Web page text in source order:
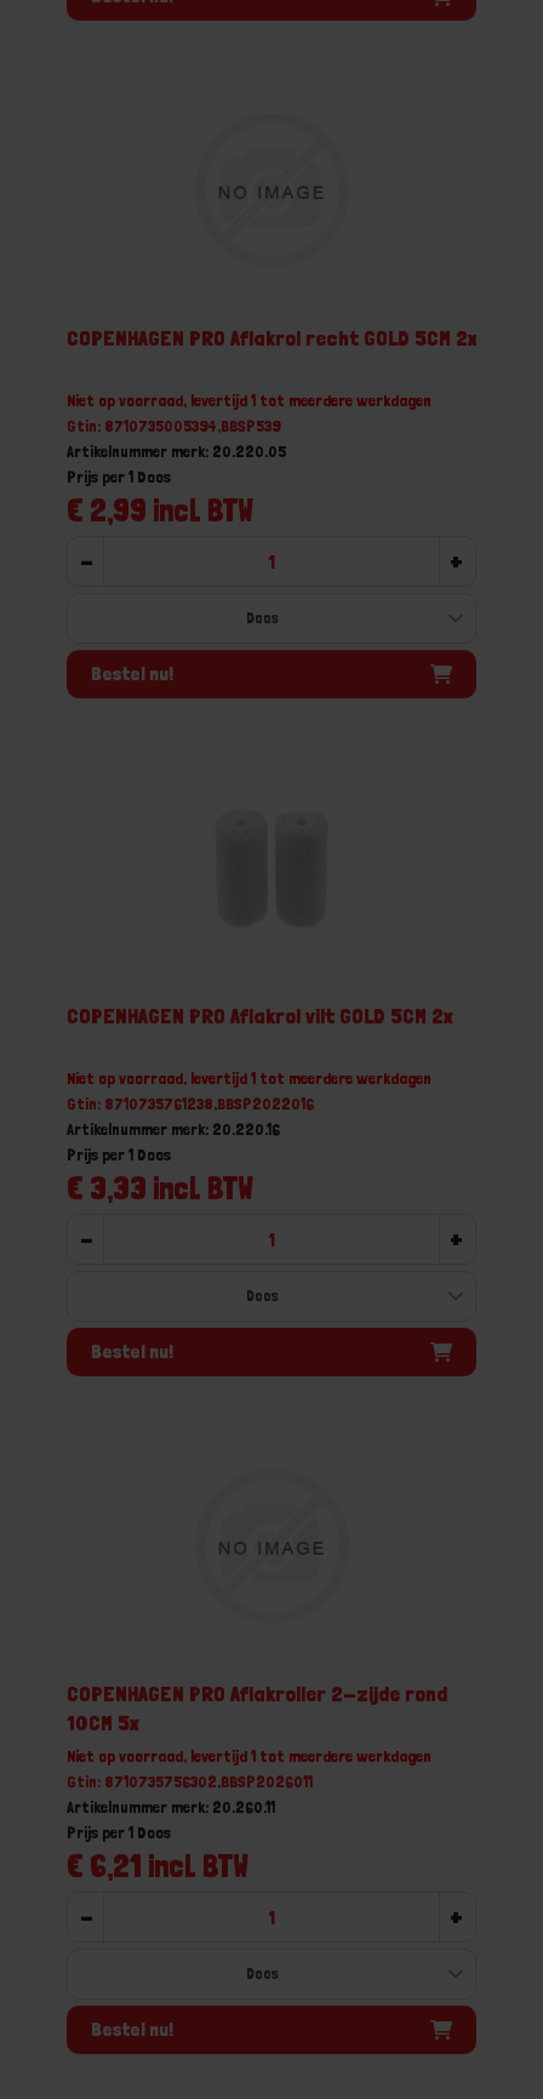
COPENHAGEN PRO Aflakrol recht GOLD 5CM 2x
Niet op voorraad, levertijd 1 tot meerdere werkdagen
Gtin: 8710735005394,BBSP539
Artikelnummer merk: 20.220.05
€ 2,99 incl. BTW
Prijs per 1 Doos
- +
Bestel nu!
COPENHAGEN PRO Aflakrol vilt GOLD 5CM 2x
Niet op voorraad, levertijd 1 tot meerdere werkdagen
Gtin: 8710735761238,BBSP2022016
Artikelnummer merk: 20.220.16
€ 3,33 incl. BTW
Prijs per 1 Doos
- +
Bestel nu!
COPENHAGEN PRO Aflakroller 2-zijde rond
10CM 5x
Niet op voorraad, levertijd 1 tot meerdere werkdagen
Gtin: 8710735756302,BBSP2026011
Artikelnummer merk: 20.260.11
€ 6,21 incl. BTW
Prijs per 1 Doos
- +
Bestel nu!